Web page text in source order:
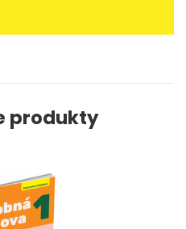
produkty